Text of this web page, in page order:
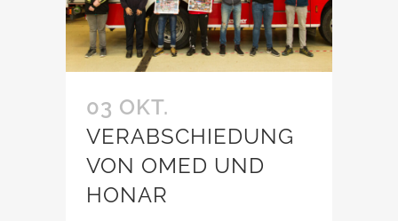
03 OKT.
VERABSCHIEDUNG
VON OMED UND
HONAR